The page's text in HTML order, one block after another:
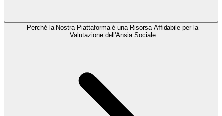
Perché la Nostra Piattaforma è una Risorsa Affidabile per la
Valutazione dell'Ansia Sociale